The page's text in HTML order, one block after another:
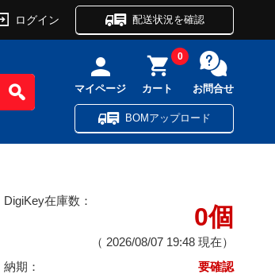
ログイン 配送状況を確認
マイページ カート
0
お問合せ
BOMアップロード
DigiKey在庫数：
0個
（ 2026/08/07 19:48 現在）
納期：
要確認